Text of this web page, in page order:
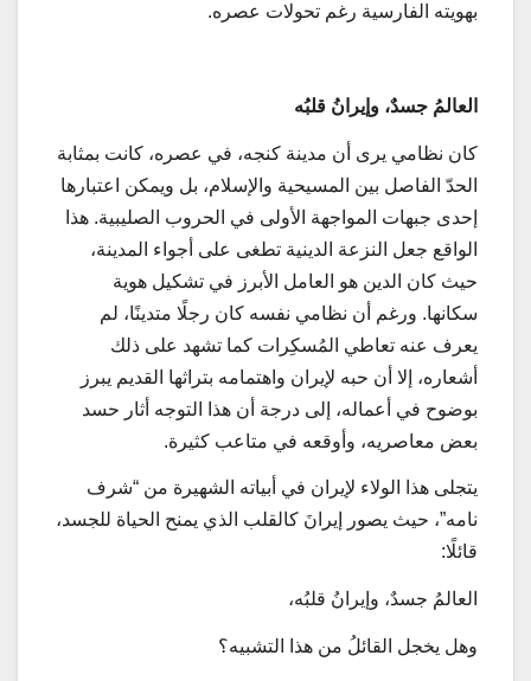
بهويته الفارسية رغم تحولات عصره.
العالمُ جسدٌ، وإيرانُ قلبُه
كان نظامي يرى أن مدينة كنجه، في عصره، كانت بمثابة
الحدّ الفاصل بين المسيحية والإسلام، بل ويمكن اعتبارها
إحدى جبهات المواجهة الأولى في الحروب الصليبية. هذا
الواقع جعل النزعة الدينية تطغى على أجواء المدينة،
حيث كان الدين هو العامل الأبرز في تشكيل هوية
سكانها. ورغم أن نظامي نفسه كان رجلًا متدينًا، لم
يعرف عنه تعاطي المُسكِرات كما تشهد على ذلك
أشعاره، إلا أن حبه لإيران واهتمامه بتراثها القديم يبرز
بوضوح في أعماله، إلى درجة أن هذا التوجه أثار حسد
بعض معاصريه، وأوقعه في متاعب كثيرة.
يتجلى هذا الولاء لإيران في أبياته الشهيرة من “شرف‌
نامه”، حيث يصور إيرانَ كالقلب الذي يمنح الحياة للجسد،
قائلًا:
العالمُ جسدٌ، وإيرانُ قلبُه،
وهل يخجل القائلُ من هذا التشبيه؟